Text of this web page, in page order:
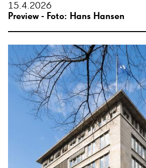
15.4.2026
Preview - Foto: Hans Hansen